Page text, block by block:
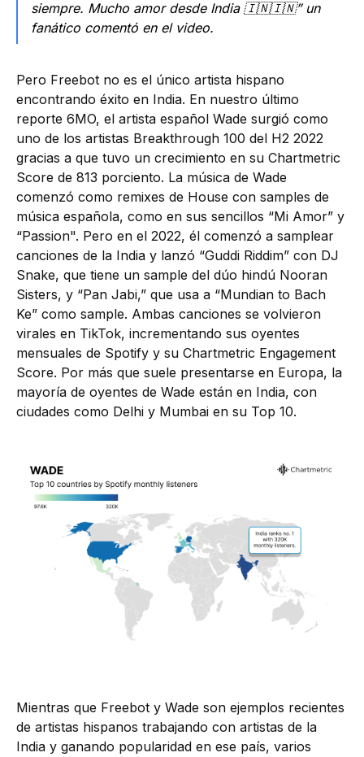
siempre. Mucho amor desde India 🇮🇳🇮🇳” un
fanático comentó en el video.
Pero Freebot no es el único artista hispano
encontrando éxito en India. En nuestro último
reporte 6MO, el artista español Wade surgió como
uno de los artistas Breakthrough 100 del H2 2022
gracias a que tuvo un crecimiento en su Chartmetric
Score de 813 porciento. La música de Wade
comenzó como remixes de House con samples de
música española, como en sus sencillos “Mi Amor” y
“Passion". Pero en el 2022, él comenzó a samplear
canciones de la India y lanzó “Guddi Riddim” con DJ
Snake, que tiene un sample del dúo hindú Nooran
Sisters, y “Pan Jabi,” que usa a “Mundian to Bach
Ke” como sample. Ambas canciones se volvieron
virales en TikTok, incrementando sus oyentes
mensuales de Spotify y su Chartmetric Engagement
Score. Por más que suele presentarse en Europa, la
mayoría de oyentes de Wade están en India, con
ciudades como Delhi y Mumbai en su Top 10.
Mientras que Freebot y Wade son ejemplos recientes
de artistas hispanos trabajando con artistas de la
India y ganando popularidad en ese país, varios